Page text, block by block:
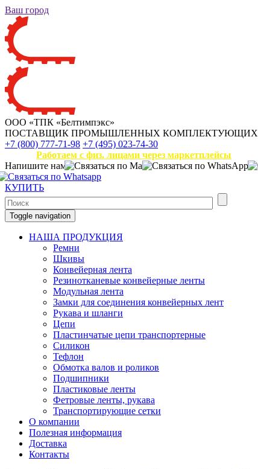
Ваш город
ООО «ТПК «Белтимпэкс»
ПОСТАВЩИК ПРОМЫШЛЕННЫХ КОМПЛЕКТУЮЩИХ
+7 (800) 777-71-98 +7 (495) 023-74-30
Работаем с физ. лицами через маркетплейсы
Напишите нам
КУПИТЬ
Toggle navigation
НАША ПРОДУКЦИЯ
Ремни
Шкивы
Конвейерная лента
Резинотканевые конвейерные ленты
Модульная лента
Замки для соединения конвейерных лент
Рукава и шланги
Цепи
Пластинчатые цепи транспортерные
Силикон
Тефлон
Обмотка валов и роликов
Подшипники
Пластиковые ленты
Фетровые ленты, рукава
Транспортирующие сетки
О компании
Полезная информация
Доставка
Контакты